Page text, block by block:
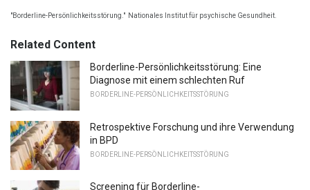
"Borderline-Persönlichkeitsstörung." Nationales Institut für psychische Gesundheit.
Related Content
Borderline-Persönlichkeitsstörung: Eine
Diagnose mit einem schlechten Ruf
BORDERLINE-PERSÖNLICHKEITSSTÖRUNG
Retrospektive Forschung und ihre Verwendung
in BPD
BORDERLINE-PERSÖNLICHKEITSSTÖRUNG
Screening für Borderline-